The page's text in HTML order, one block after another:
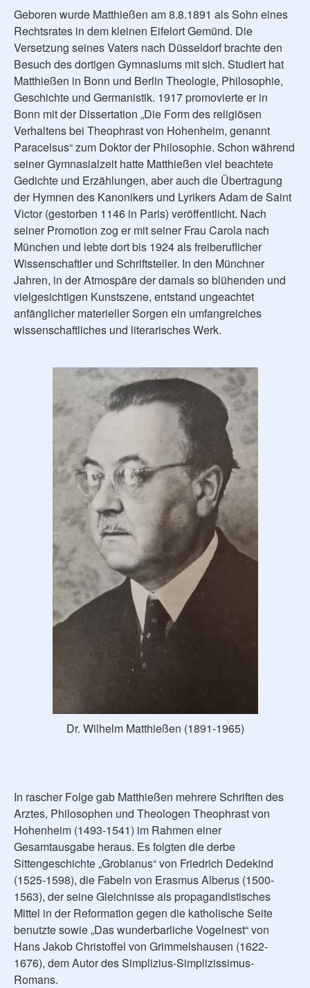
Geboren wurde Matthießen am 8.8.1891 als Sohn eines
Rechtsrates in dem kleinen Eifelort Gemünd. Die
Versetzung seines Vaters nach Düsseldorf brachte den
Besuch des dortigen Gymnasiums mit sich. Studiert hat
Matthießen in Bonn und Berlin Theologie, Philosophie,
Geschichte und Germanistik. 1917 promovierte er in
Bonn mit der Dissertation „Die Form des religiösen
Verhaltens bei Theophrast von Hohenheim, genannt
Paracelsus“ zum Doktor der Philosophie. Schon während
seiner Gymnasialzeit hatte Matthießen viel beachtete
Gedichte und Erzählungen, aber auch die Übertragung
der Hymnen des Kanonikers und Lyrikers Adam de Saint
Victor (gestorben 1146 in Paris) veröffentlicht. Nach
seiner Promotion zog er mit seiner Frau Carola nach
München und lebte dort bis 1924 als freiberuflicher
Wissenschaftler und Schriftsteller. In den Münchner
Jahren, in der Atmospäre der damals so blühenden und
vielgesichtigen Kunstszene, entstand ungeachtet
anfänglicher materieller Sorgen ein umfangreiches
wissenschaftliches und literarisches Werk.
Dr. Wilhelm Matthießen (1891-1965)
In rascher Folge gab Matthießen mehrere Schriften des
Arztes, Philosophen und Theologen Theophrast von
Hohenheim (1493-1541) im Rahmen einer
Gesamtausgabe heraus. Es folgten die derbe
Sittengeschichte „Grobianus“ von Friedrich Dedekind
(1525-1598), die Fabeln von Erasmus Alberus (1500-
1563), der seine Gleichnisse als propagandistisches
Mittel in der Reformation gegen die katholische Seite
benutzte sowie „Das wunderbarliche Vogelnest“ von
Hans Jakob Christoffel von Grimmelshausen (1622-
1676), dem Autor des Simplizius-Simplizissimus-
Romans.